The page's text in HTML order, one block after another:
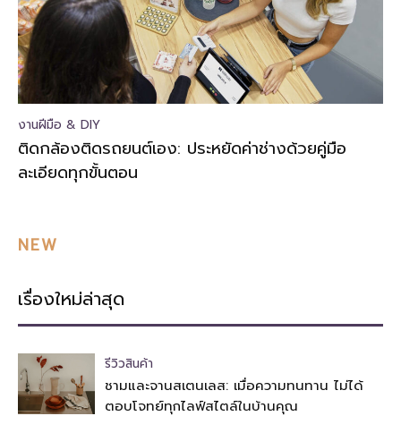
งานฝีมือ & DIY
ติดกล้องติดรถยนต์เอง: ประหยัดค่าช่างด้วยคู่มือ
ละเอียดทุกขั้นตอน
NEW
เรื่องใหม่ล่าสุด
รีวิวสินค้า
ชามและจานสเตนเลส: เมื่อความทนทาน ไม่ได้
ตอบโจทย์ทุกไลฟ์สไตล์ในบ้านคุณ